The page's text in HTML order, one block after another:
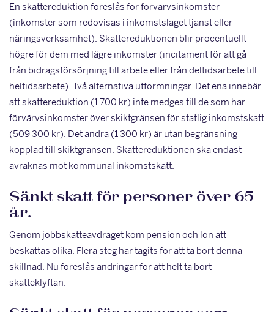
En skattereduktion föreslås för förvärvsinkomster
(inkomster som redovisas i inkomstslaget tjänst eller
näringsverksamhet). Skattereduktionen blir procentuellt
högre för dem med lägre inkomster (incitament för att gå
från bidragsförsörjning till arbete eller från deltidsarbete till
heltidsarbete). Två alternativa utformningar. Det ena innebär
att skattereduktion (1 700 kr) inte medges till de som har
förvärvsinkomster över skiktgränsen för statlig inkomstskatt
(509 300 kr). Det andra (1 300 kr) är utan begränsning
kopplad till skiktgränsen. Skattereduktionen ska endast
avräknas mot kommunal inkomstskatt.
Sänkt skatt för personer över 65
år.
Genom jobbskatteavdraget kom pension och lön att
beskattas olika. Flera steg har tagits för att ta bort denna
skillnad. Nu föreslås ändringar för att helt ta bort
skatteklyftan.